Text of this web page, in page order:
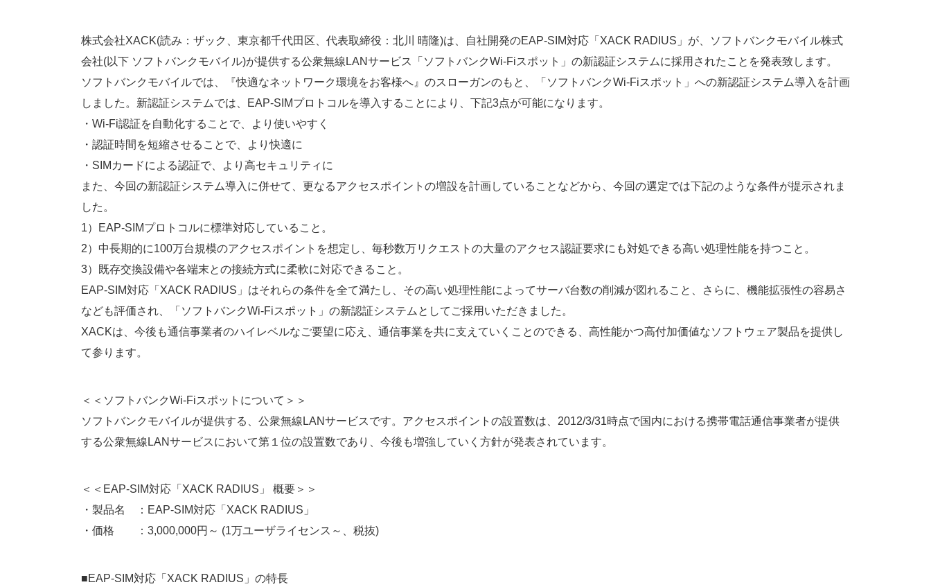
株式会社XACK(読み：ザック、東京都千代田区、代表取締役：北川 晴隆)は、自社開発のEAP-SIM対応「XACK RADIUS」が、ソフトバンクモバイル株式
会社(以下 ソフトバンクモバイル)が提供する公衆無線LANサービス「ソフトバンクWi-Fiスポット」の新認証システムに採用されたことを発表致します。
ソフトバンクモバイルでは、『快適なネットワーク環境をお客様へ』のスローガンのもと、「ソフトバンクWi-Fiスポット」への新認証システム導入を計画
しました。新認証システムでは、EAP-SIMプロトコルを導入することにより、下記3点が可能になります。
・Wi-Fi認証を自動化することで、より使いやすく
・認証時間を短縮させることで、より快適に
・SIMカードによる認証で、より高セキュリティに
また、今回の新認証システム導入に併せて、更なるアクセスポイントの増設を計画していることなどから、今回の選定では下記のような条件が提示されま
した。
1）EAP-SIMプロトコルに標準対応していること。
2）中長期的に100万台規模のアクセスポイントを想定し、毎秒数万リクエストの大量のアクセス認証要求にも対処できる高い処理性能を持つこと。
3）既存交換設備や各端末との接続方式に柔軟に対応できること。
EAP-SIM対応「XACK RADIUS」はそれらの条件を全て満たし、その高い処理性能によってサーバ台数の削減が図れること、さらに、機能拡張性の容易さ
なども評価され、「ソフトバンクWi-Fiスポット」の新認証システムとしてご採用いただきました。
XACKは、今後も通信事業者のハイレベルなご要望に応え、通信事業を共に支えていくことのできる、高性能かつ高付加価値なソフトウェア製品を提供し
て参ります。
＜＜ソフトバンクWi-Fiスポットについて＞＞
ソフトバンクモバイルが提供する、公衆無線LANサービスです。アクセスポイントの設置数は、2012/3/31時点で国内における携帯電話通信事業者が提供
する公衆無線LANサービスにおいて第１位の設置数であり、今後も増強していく方針が発表されています。
＜＜EAP-SIM対応「XACK RADIUS」 概要＞＞
・製品名 ：EAP-SIM対応「XACK RADIUS」
・価格 ：3,000,000円～ (1万ユーザライセンス～、税抜)
■EAP-SIM対応「XACK RADIUS」の特長